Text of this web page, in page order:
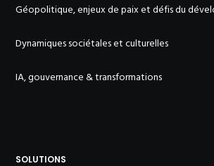
Géopolitique, enjeux de paix et défis du
Dynamiques sociétales et culturelles
IA, gouvernance & transformations
SOLUTIONS